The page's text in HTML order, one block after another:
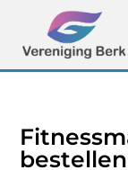
bestellen